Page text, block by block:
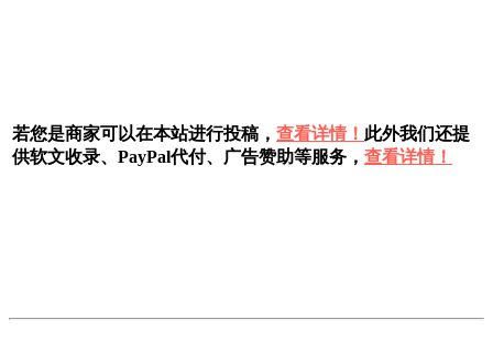
若您是商家可以在本站进行投稿， 查看详情！ 此外我们还提
供软文收录、PayPal代付、广告赞助等服务， 查看详情！